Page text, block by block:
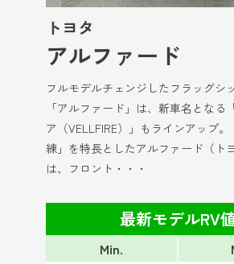
トヨタ
アルファード
フルモデルチェンジしたフラッグシ
「アルファード」は、新車名となる
ア（VELLFIRE）」もラインアップ
練」を特長としたアルファード（ト
は、フロント・・・
最新モデルRV
Min.